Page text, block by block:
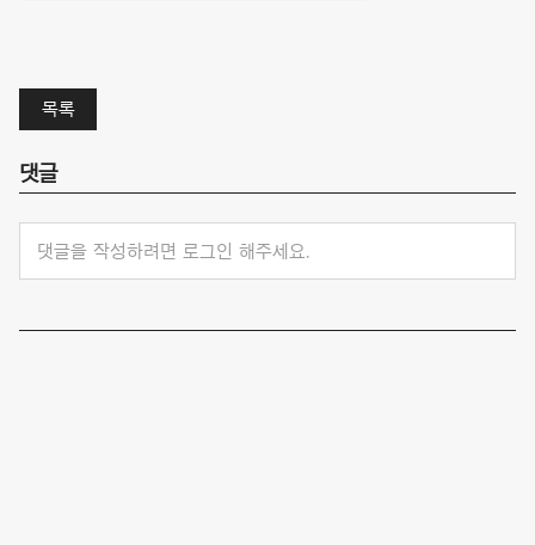
목록
댓글
댓글을 작성하려면 로그인 해주세요.